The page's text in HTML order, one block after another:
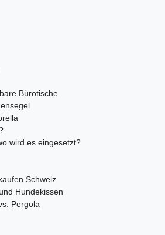
Bürotische
wird es eingesetzt?
Schweiz
Hundekissen
Pergola